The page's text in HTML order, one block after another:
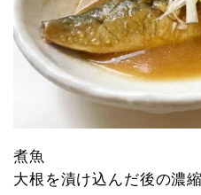
煮魚
大根を漬け込んだ後の濃